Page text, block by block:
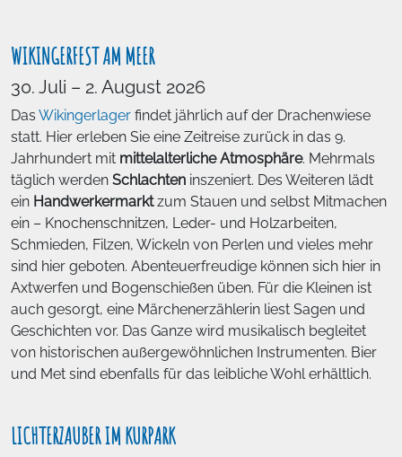
WIKINGERFEST AM MEER
30. Juli – 2. August 2026
Das Wikingerlager findet jährlich auf der Drachenwiese
statt. Hier erleben Sie eine Zeitreise zurück in das 9.
Jahrhundert mit mittelalterliche Atmosphäre. Mehrmals
täglich werden Schlachten inszeniert. Des Weiteren lädt
ein Handwerkermarktzum Stauen und selbst Mitmachen
ein – Knochenschnitzen, Leder- und Holzarbeiten,
Schmieden, Filzen, Wickeln von Perlen und vieles mehr
sind hier geboten. Abenteuerfreudige können sich hier in
Axtwerfen und Bogenschießen üben. Für die Kleinen ist
auch gesorgt, eine Märchenerzählerin liest Sagen und
Geschichten vor. Das Ganze wird musikalisch begleitet
von historischen außergewöhnlichen Instrumenten. Bier
und Met sind ebenfalls für das leibliche Wohl erhältlich.
LICHTERZAUBER IM KURPARK